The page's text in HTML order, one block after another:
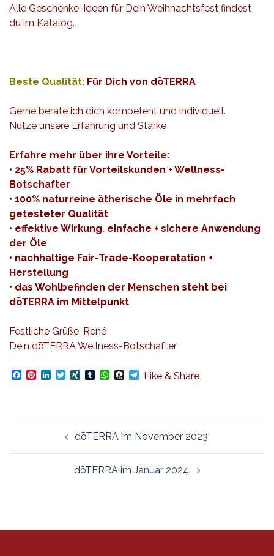
Alle Geschenke-Ideen für Dein Weihnachtsfest findest
du im Katalog.
Beste Qualität: Für Dich von dōTERRA
Gerne berate ich dich kompetent und individuell.
Nutze unsere Erfahrung und Stärke
Erfahre mehr über ihre Vorteile:
• 25% Rabatt für Vorteilskunden + Wellness-
Botschafter
• 100% naturreine ätherische Öle in mehrfach
getesteter Qualität
• effektive Wirkung. einfache + sichere Anwendung
der Öle
• nachhaltige Fair-Trade-Kooperatation +
Herstellung
• das Wohlbefinden der Menschen steht bei
dōTERRA im Mittelpunkt
Festliche Grüße, René
Dein dōTERRA Wellness-Botschafter
Facebook
Pinterest
LinkedIn
TwitterXINGTumblrWhatsApp
Threema
Telegram
Like & Share
dōTERRA im November 2023:
dōTERRA im Januar 2024: